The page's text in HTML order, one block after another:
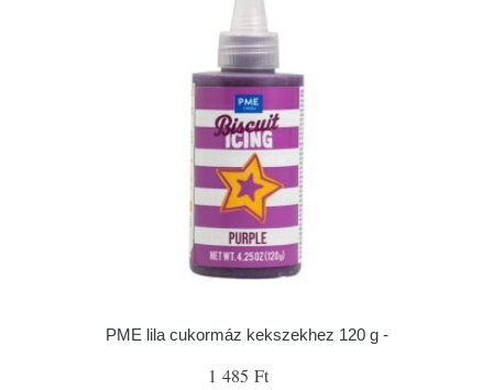
PME lila cukormáz kekszekhez 120 g -
1 485 Ft